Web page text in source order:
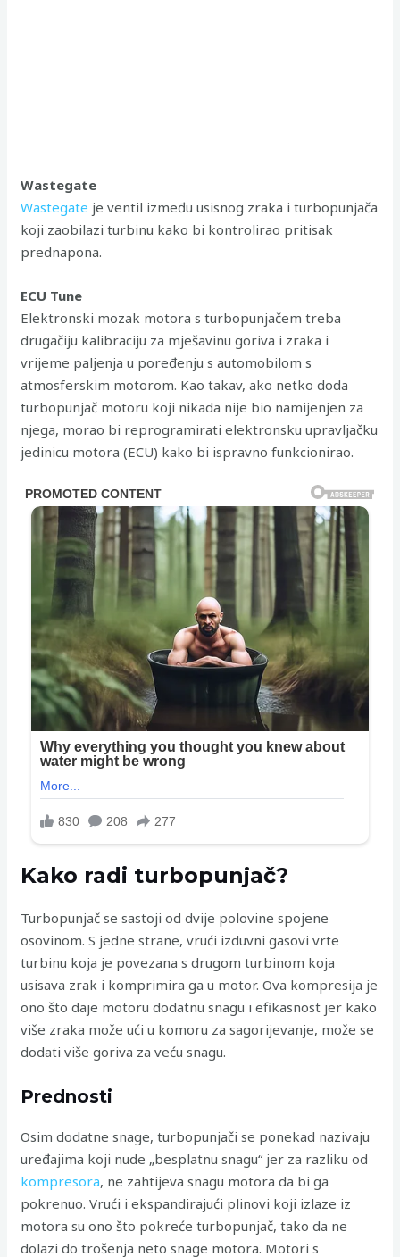
Wastegate
Wastegate je ventil između usisnog zraka i turbopunjača
koji zaobilazi turbinu kako bi kontrolirao pritisak
prednapona.
ECU Tune
Elektronski mozak motora s turbopunjačem treba
drugačiju kalibraciju za mješavinu goriva i zraka i
vrijeme paljenja u poređenju s automobilom s
atmosferskim motorom. Kao takav, ako netko doda
turbopunjač motoru koji nikada nije bio namijenjen za
njega, morao bi reprogramirati elektronsku upravljačku
jedinicu motora (ECU) kako bi ispravno funkcionirao.
Kako radi turbopunjač?
Turbopunjač se sastoji od dvije polovine spojene
osovinom. S jedne strane, vrući izduvni gasovi vrte
turbinu koja je povezana s drugom turbinom koja
usisava zrak i komprimira ga u motor. Ova kompresija je
ono što daje motoru dodatnu snagu i efikasnost jer kako
više zraka može ući u komoru za sagorijevanje, može se
dodati više goriva za veću snagu.
Prednosti
Osim dodatne snage, turbopunjači se ponekad nazivaju
uređajima koji nude „besplatnu snagu“ jer za razliku od
kompresora, ne zahtijeva snagu motora da bi ga
pokrenuo. Vrući i ekspandirajući plinovi koji izlaze iz
motora su ono što pokreće turbopunjač, ​​tako da ne
dolazi do trošenja neto snage motora. Motori s